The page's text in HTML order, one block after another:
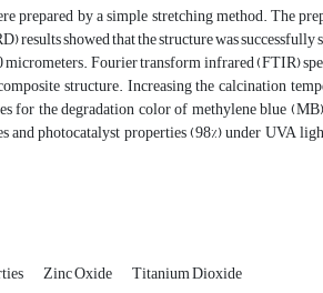
prepared by a simple stretching method. The
showed that the structure was
micrometers. Fourier transform infrared (FTIR)
structure. Increasing the calcination
for the degradation color of methylene blue
photocatalyst properties (98%) under UVA
Zinc Oxide Titanium Dioxide